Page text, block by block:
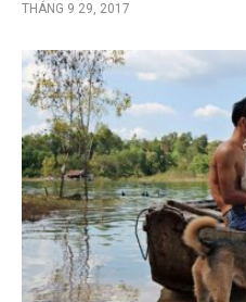
THÁNG 9 29, 2017